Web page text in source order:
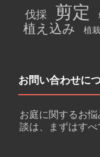
伐採 剪定
植え込み 植栽
お問い合わせに
お庭に関するお
談は、まずはす